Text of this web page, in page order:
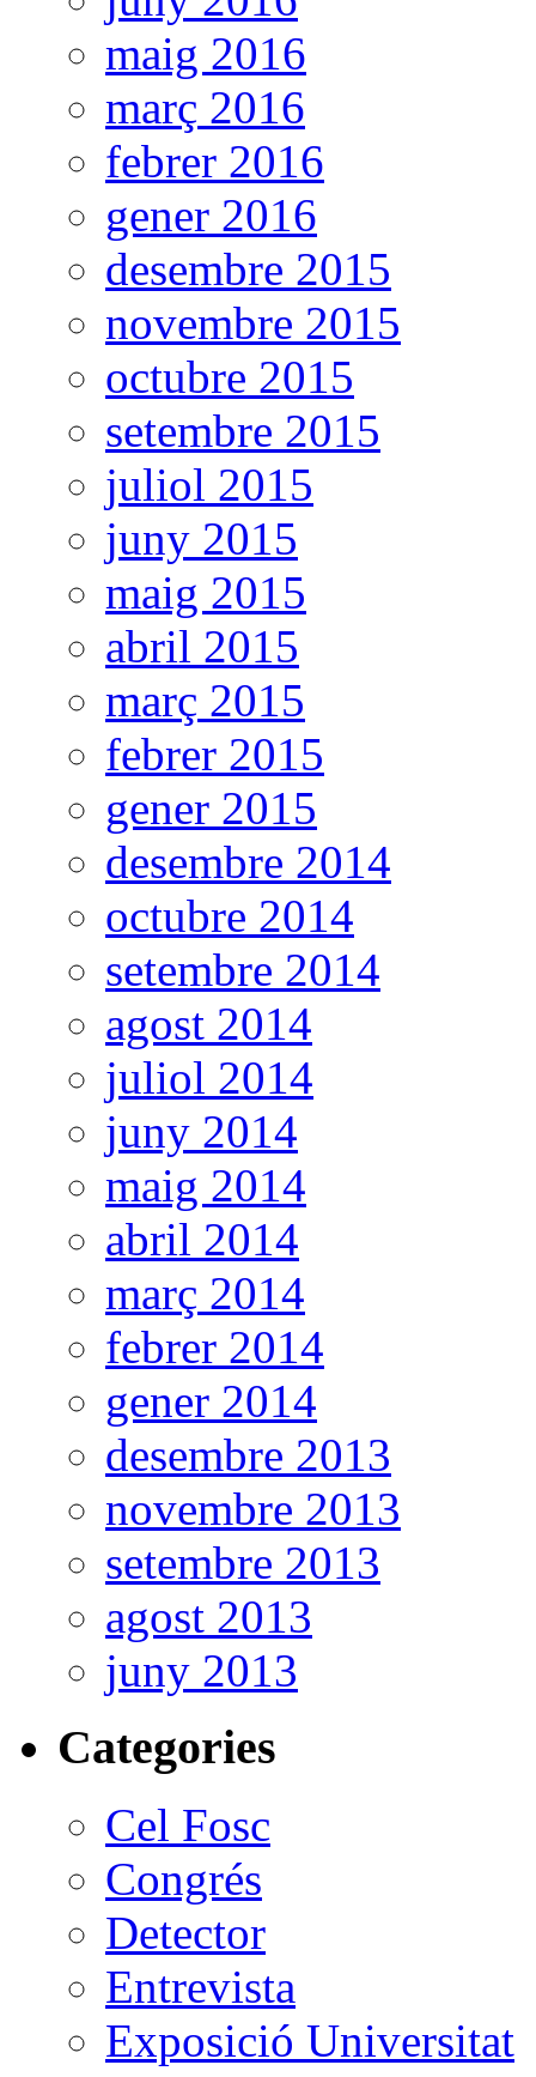
maig 2016
març 2016
febrer 2016
gener 2016
desembre 2015
novembre 2015
octubre 2015
setembre 2015
juliol 2015
juny 2015
maig 2015
abril 2015
març 2015
febrer 2015
gener 2015
desembre 2014
octubre 2014
setembre 2014
agost 2014
juliol 2014
juny 2014
maig 2014
abril 2014
març 2014
febrer 2014
gener 2014
desembre 2013
novembre 2013
setembre 2013
agost 2013
juny 2013
Categories
Cel Fosc
Congrés
Detector
Entrevista
Exposició Universitat